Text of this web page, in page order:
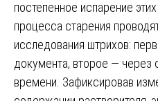
постепенное испарение
процесса старения
исследования штрихов:
документа, второе —
времени. Зафиксировав